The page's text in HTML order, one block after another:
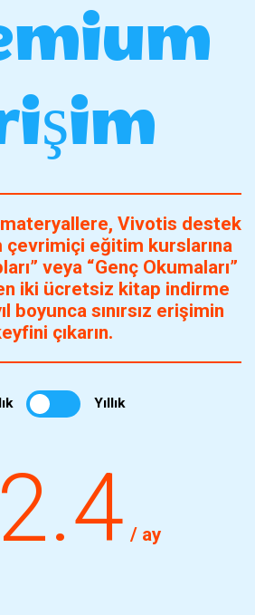
Vivotis destek
çevrimiçi eğitim kurslarına
veya “Genç Okumaları”
iki ücretsiz kitap indirme
boyunca sınırsız erişimin
çıkarın.
Yıllık
/ ay